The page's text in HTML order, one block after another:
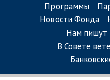
Программы
Новости Фонда
Нам пишут
В Совете